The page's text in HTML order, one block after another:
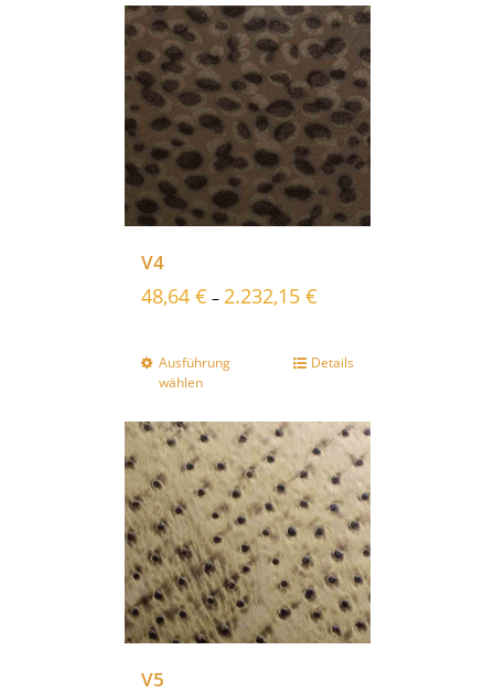
V4
48,64 € – 2.232,15 €
Ausführung
wählen
Details
V5